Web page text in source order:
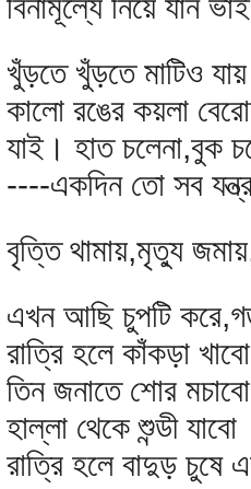
খুঁড়তে খুঁড়তে মাটিও
কালো রঙের কয়লা
যাই। হাত চলেনা,বুক
----একদিন তো সব
বৃত্তি থামায়,মৃত্যু
এখন আছি চুপটি
রাত্রি হলে কাঁকড়া
তিন জনাতে শোর মচাবো
হাল্লা থেকে শুন্ডী যাবো
রাত্রি হলে বাদুড় চুষে